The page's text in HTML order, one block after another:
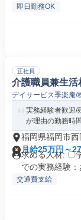
即日勤務OK
正社員
介護職員兼生活
デイサービス季楽庵
実務経験者歓迎/
が理由の勤務時
福岡県福岡市
月給25万円～
求める人材: 〇
での実務経験：
交通費支給